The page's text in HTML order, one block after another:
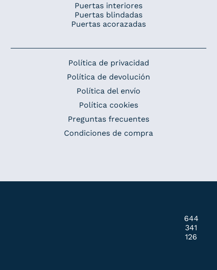
Puertas interiores
Puertas blindadas
Puertas acorazadas
Política de privacidad
Política de devolución
Política del envío
Política cookies
Preguntas frecuentes
Condiciones de compra
644
341
126